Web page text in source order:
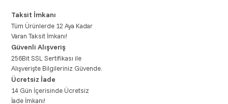
Taksit İmkanı
Tüm Ürünlerde 12 Aya Kadar
Varan Taksit İmkanı!
Güvenli Alışveriş
256Bit SSL Sertifikası ile
Alışverişte Bilgileriniz Güvende.
Ücretsiz İade
14 Gün İçerisinde Ücretsiz
İade İmkanı!